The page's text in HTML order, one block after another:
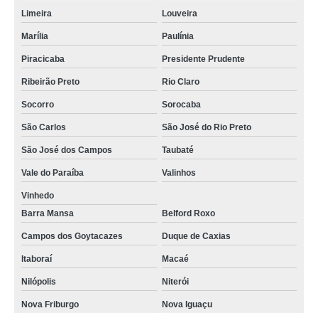
Limeira Louveira
Marília Paulínia
Piracicaba Presidente Prudente
Ribeirão Preto Rio Claro
Socorro Sorocaba
São Carlos São José do Rio Preto
São José dos Campos Taubaté
Vale do Paraíba Valinhos
Vinhedo
Barra Mansa
Belford Roxo
Campos dos Goytacazes Duque de Caxias
Itaboraí Macaé
Nilópolis Niterói
Nova Friburgo Nova Iguaçu